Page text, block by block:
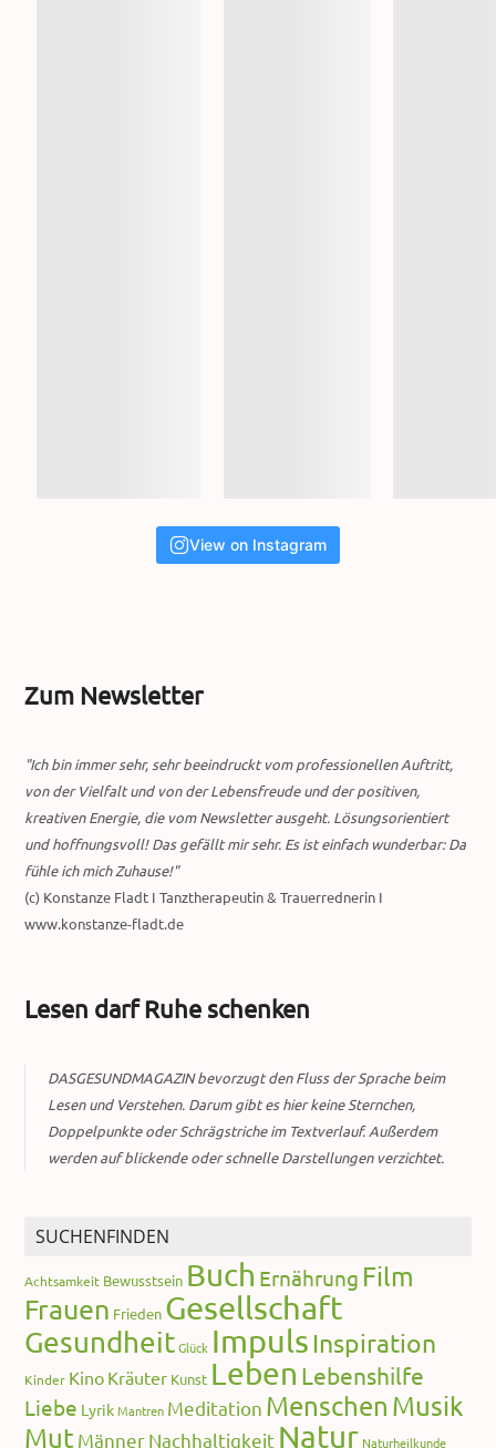
View on Instagram
Zum Newsletter
"Ich bin immer sehr, sehr beeindruckt vom professionellen Auftritt,
von der Vielfalt und von der Lebensfreude und der positiven,
kreativen Energie, die vom Newsletter ausgeht. Lösungsorientiert
und hoffnungsvoll! Das gefällt mir sehr. Es ist einfach wunderbar: Da
fühle ich mich Zuhause!"
(c) Konstanze Fladt I Tanztherapeutin & Trauerrednerin I
www.konstanze-fladt.de
Lesen darf Ruhe schenken
DASGESUNDMAGAZIN bevorzugt den Fluss der Sprache beim
Lesen und Verstehen. Darum gibt es hier keine Sternchen,
Doppelpunkte oder Schrägstriche im Textverlauf. Außerdem
werden auf blickende oder schnelle Darstellungen verzichtet.
SUCHENFINDEN
Achtsamkeit Bewusstsein Buch Ernährung Film
Frauen Frieden Gesellschaft
Gesundheit Glück Impuls Inspiration
Kinder Kino Kräuter Kunst Leben Lebenshilfe
Liebe Lyrik Mantren Meditation Menschen Musik
Mut MännerNachhaltigkeit Natur Naturheilkunde